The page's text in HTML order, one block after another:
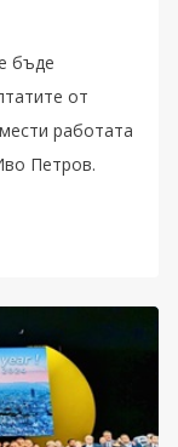
бъде
от
работата
Петров.